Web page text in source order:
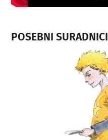
POSEBNI SURADNICI